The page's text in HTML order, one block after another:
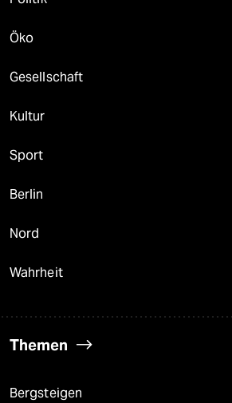
Öko
Gesellschaft
Kultur
Sport
Berlin
Nord
Wahrheit
Themen
Bergsteigen